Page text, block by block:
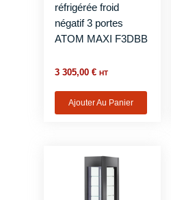
réfrigérée froid
négatif 3 portes
ATOM MAXI F3DBB
3 305,00€ HT
Ajouter Au Panier